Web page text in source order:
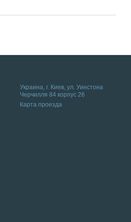
Украина, г. Киев, ул. Уинстона
Черчилля 84 корпус 26
Карта проезда